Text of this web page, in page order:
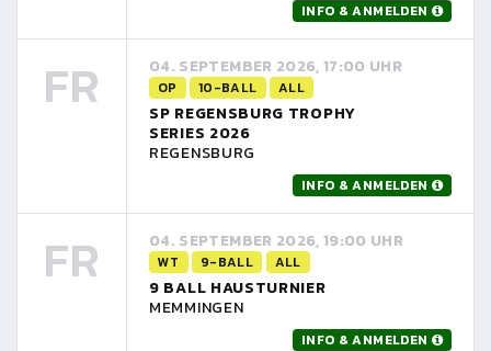
INFO & ANMELDEN
FR 04. SEPTEMBER 2026, 17:00 UHR
OP 10-BALL ALL
SP REGENSBURG TROPHY
SERIES 2026
REGENSBURG
INFO & ANMELDEN
FR 04. SEPTEMBER 2026, 19:00 UHR
WT 9-BALL ALL
9 BALL HAUSTURNIER
MEMMINGEN
INFO & ANMELDEN